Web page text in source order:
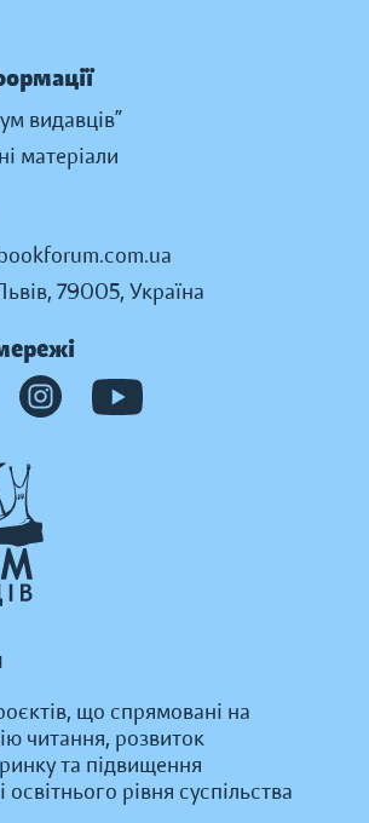
видавців”
матеріали
79005, Україна
що спрямовані на
читання, розвиток
та підвищення
освітнього рівня суспільства